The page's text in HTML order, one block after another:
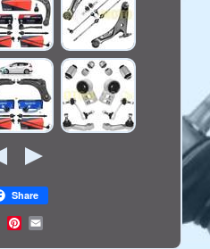
Share